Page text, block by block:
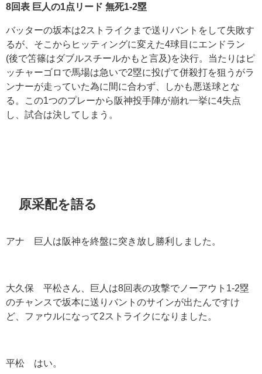
8回表 巨人の1点リード 無死1-2塁
バッターの坂本は2ストライクまで送りバントをして失敗す
るが、そこからヒッティングに変えた4球目にエンドラン
(後で笘篠はダブルスチールかもと言及)を決行。当たりはピ
ッチャーゴロで馬場は急いで2塁に投げて併殺打を狙うがラ
ンナーが走っていた為に間に合わず、しかも悪送球とな
る。この1つのプレーから阪神投手陣が崩れ一挙に4失点
し、試合は決してしまう。
原采配を語る
アナ 巨人は阪神を終盤に突き放し勝利しました。
大久保 平松さん、巨人は8回表の攻撃でノーアウト 1-2塁
のチャンスで坂本に送りバントのサインが出たんですけ
ど、ファウルになって2ストライクになりました。
平松 はい。